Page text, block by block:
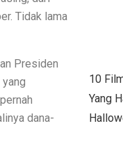
Tidak lama
Presiden
dana-
10
Yang